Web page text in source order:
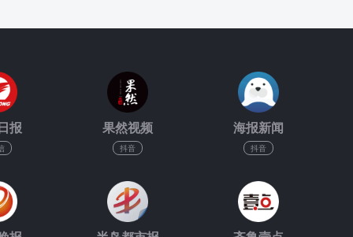
报 果然视频
抖音
海报新闻
抖音